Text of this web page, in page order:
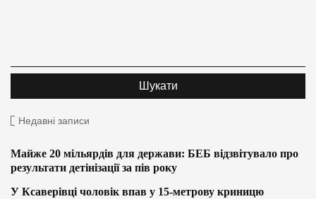
Недавні записи
Майже 20 мільярдів для держави: БЕБ відзвітувало про
результати детінізації за пів року
У Ксаверівці чоловік впав у 15-метрову криницю